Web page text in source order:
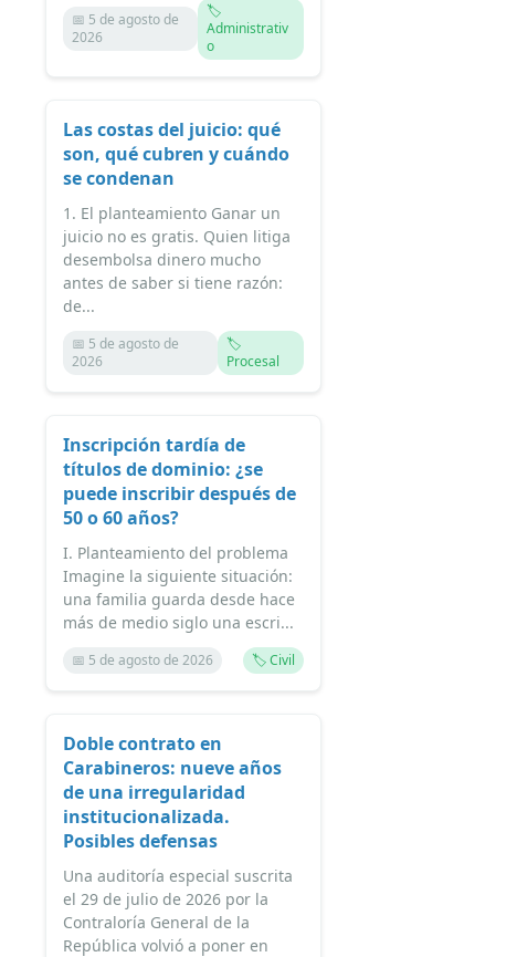
📅 5 de agosto de
2026
🏷️
Administrativ
o
Las costas del juicio: qué
son, qué cubren y cuándo
se condenan
1. El planteamiento Ganar un
juicio no es gratis. Quien litiga
desembolsa dinero mucho
antes de saber si tiene razón:
de...
📅 5 de agosto de
2026
🏷️
Procesal
Inscripción tardía de
títulos de dominio: ¿se
puede inscribir después de
50 o 60 años?
I. Planteamiento del problema
Imagine la siguiente situación:
una familia guarda desde hace
más de medio siglo una escri...
📅 5 de agosto de 2026 🏷️ Civil
Doble contrato en
Carabineros: nueve años
de una irregularidad
institucionalizada.
Posibles defensas
Una auditoría especial suscrita
el 29 de julio de 2026 por la
Contraloría General de la
República volvió a poner en